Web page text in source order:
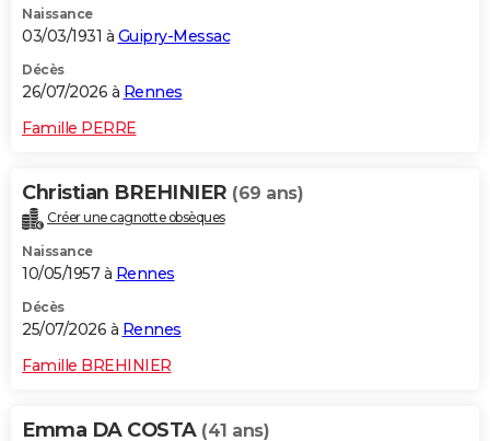
Naissance
03/03/1931 à Guipry-Messac
Décès
26/07/2026 à Rennes
Famille PERRE
Christian BREHINIER (69 ans)
Créer une cagnotte obsèques
Naissance
10/05/1957 à Rennes
Décès
25/07/2026 à Rennes
Famille BREHINIER
Emma DA COSTA (41 ans)